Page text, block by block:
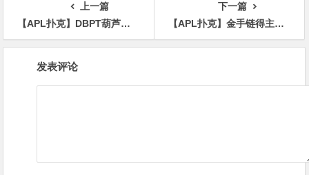
上一篇
【APL扑克】DBPT葫芦岛站C组战报：270人次创单日新高，何先生118万记分牌登顶“东北王”
下一篇
【APL扑克】金手链得主张阳稳了？WSOP主赛Day2顺利过关，与22位同胞同行！
发表评论